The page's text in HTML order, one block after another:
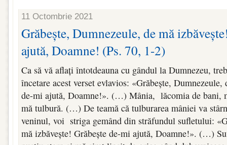
11 Octombrie 2021
Grăbește, Dumnezeule, de mă
ajută, Doamne! (Ps. 70, 1-2)
Ca să vă aflați întotdeauna cu gândul la Dumnezeu,
încetare acest verset evlavios: «Grăbește, Dumnezeule,
de-mi ajută, Doamne!». (…) Mânia, lăcomia de bani,
mă tulbură. (…) De teamă că tulburarea mâniei va
veninul, voi striga gemând din străfundul sufletului:
mă izbăvește! Grăbește de-mi ajută, Doamne!». (…)